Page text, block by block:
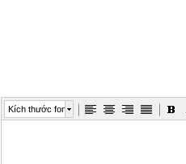
感 谢 您 下 载 平 台 上 提 供 的 P P T 作
请 勿 复 制 、 传 播 、 销 售 ， 否 则 将
Kích thước font